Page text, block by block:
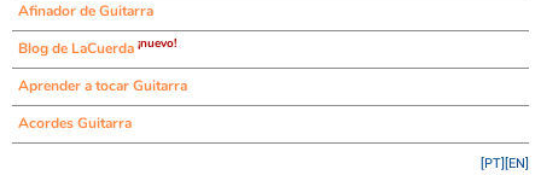
Afinador de Guitarra
Blog de LaCuerda ¡nuevo!
Aprender a tocar Guitarra
Acordes Guitarra
[EN]
[PT]